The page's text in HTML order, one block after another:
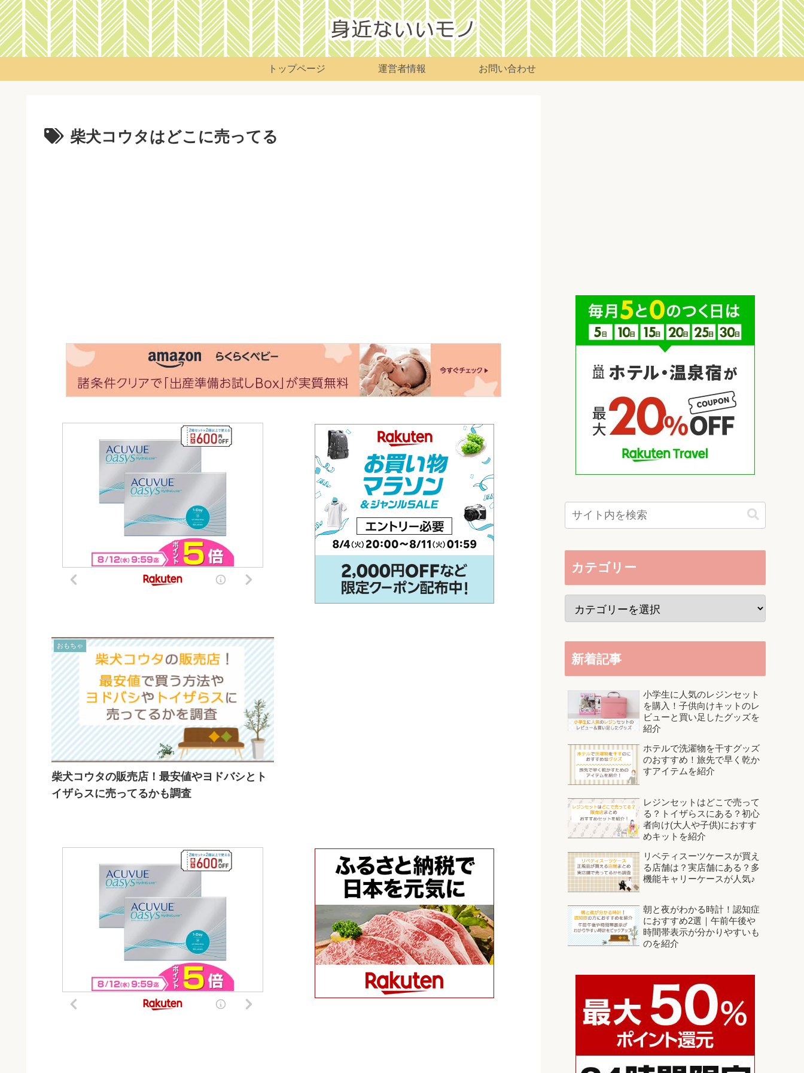
トップページ 運営者情報 お問い合わせ
柴犬コウタはどこに売ってる
おもちゃ
柴犬コウタの販売店！最安値やヨドバシとト
イザらスに売ってるかも調査
カテゴリー
新着記事
小学生に人気のレジンセット
を購入！子供向けキットのレ
ビューと買い足したグッズを
紹介
ホテルで洗濯物を干すグッズ
のおすすめ！旅先で早く乾か
すアイテムを紹介
レジンセットはどこで売って
る？トイザらスにある？初心
者向け(大人や子供)におすす
めキットを紹介
リベティスーツケースが買え
る店舗は？実店舗にある？多
機能キャリーケースが人気♪
朝と夜がわかる時計！認知症
におすすめ2選｜午前午後や
時間帯表示が分かりやすいも
のを紹介